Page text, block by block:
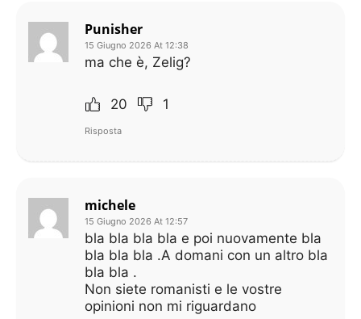
Punisher
15 Giugno 2026 At 12:38
ma che è, Zelig?
20 1
Risposta
michele
15 Giugno 2026 At 12:57
bla bla bla bla e poi nuovamente bla
bla bla bla .A domani con un altro bla
bla bla .
Non siete romanisti e le vostre
opinioni non mi riguardano